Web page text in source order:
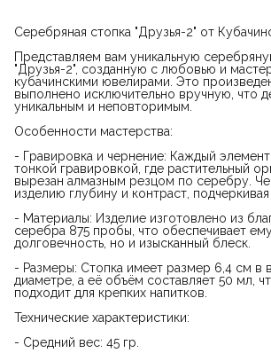
Серебряная стопка "Друзья-2" от
Представляем вам уникальную
"Друзья-2", созданную с любовью и
кубачинскими ювелирами. Это
выполнено исключительно вручную, что
уникальным и неповторимым.
Особенности мастерства:
- Гравировка и чернение: Каждый
тонкой гравировкой, где растительный
вырезан алмазным резцом по серебру.
изделию глубину и контраст,
- Материалы: Изделие изготовлено из
серебра 875 пробы, что обеспечивает
долговечность, но и изысканный блеск.
- Размеры: Стопка имеет размер 6,4 см в
диаметре, а её объём составляет 50 мл,
подходит для крепких напитков.
Технические характеристики:
- Средний вес: 45 гр.